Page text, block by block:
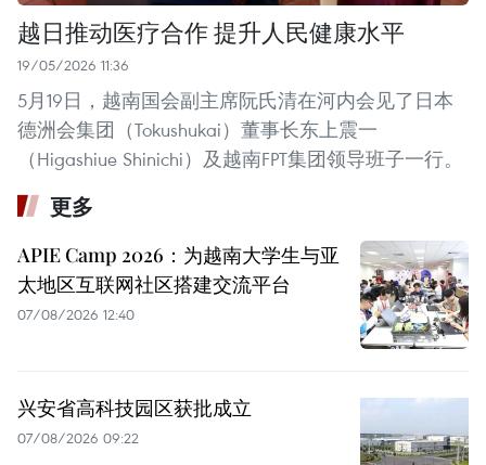
越日推动医疗合作 提升人民健康水平
19/05/2026 11:36
5月19日，越南国会副主席阮氏清在河内会见了日本
德洲会集团（Tokushukai）董事长东上震一
（Higashiue Shinichi）及越南FPT集团领导班子一行。
更多
APIE Camp 2026：为越南大学生与亚
太地区互联网社区搭建交流平台
07/08/2026 12:40
兴安省高科技园区获批成立
07/08/2026 09:22